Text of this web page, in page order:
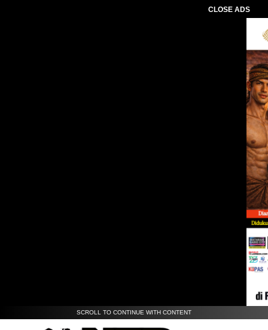
CLOSE ADS
SCROLL TO CONTINUE WITH CONTENT